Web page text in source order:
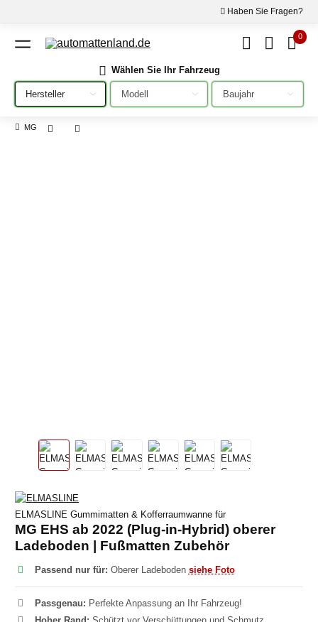
Haben Sie Fragen?
0
Wählen Sie Ihr Fahrzeug
Bitte auswählen
Bitte auswählen Bitte auswählen
MG
ELMASLINE Gummimatten & Kofferraumwanne für
MG EHS ab 2022 (Plug-in-Hybrid) oberer
Ladeboden | Fußmatten Zubehör
Passend nur für: Oberer Ladeboden siehe Foto
Passgenau: Perfekte Anpassung an Ihr Fahrzeug!